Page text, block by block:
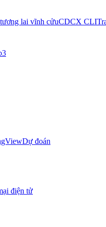
lai vĩnh cửuCDCX CLI
Dự đoán
điện tử